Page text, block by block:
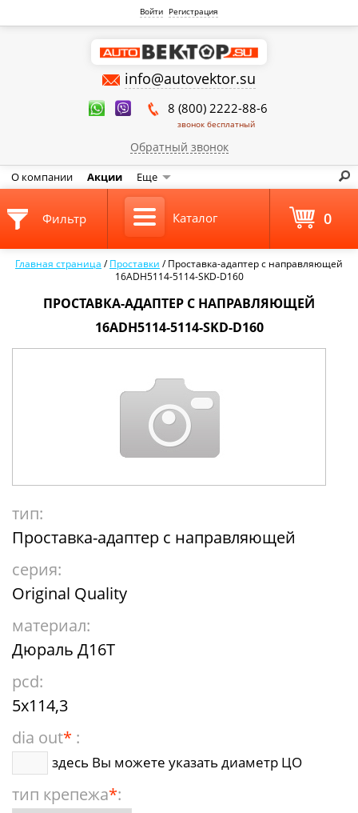
Войти Регистрация
info@autovektor.su
8 (800) 2222-88-6
звонок бесплатный
Обратный звонок
О компании Акции Еще
Главная страница /Проставки /Проставка-адаптер с направляющей
16ADH5114-5114-SKD-D160
ПРОСТАВКА-АДАПТЕР С НАПРАВЛЯЮЩЕЙ
16ADH5114-5114-SKD-D160
тип:
Проставка-адаптер с направляющей
серия:
Original Quality
материал:
Дюраль Д16Т
pcd:
5x114,3
dia out* :
здесь Вы можете указать диаметр ЦО
тип крепежа*:
Фильтр Каталог 0